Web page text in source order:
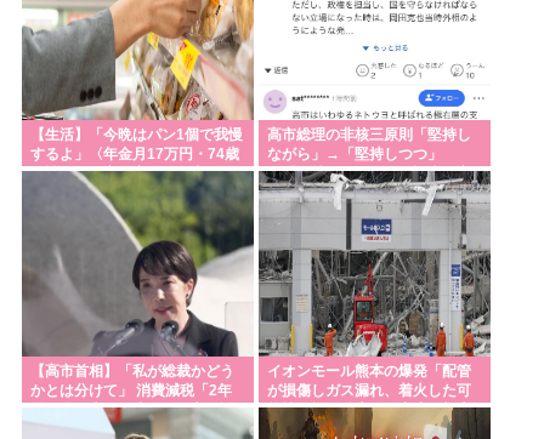
【生活】「今晩はパン1個で我慢
するよ」〈年金月17万円・74歳
男性〉物価高で変わった当たり
前の食卓…「1食抜けば、数百円
は使わずに済む」
高市総理の非核三原則「堅持し
ながら」→「堅持しつつ」
→「堅持しており」。記者が変
化を発見し追及
【高市首相】「私が総裁かどう
かとは分けて」 消費減税「2年
後に私の責任で戻す」発言を説
明
イオンモール熊本の爆発「配管
が損傷しガス漏れ、着火した可
能性」福岡酸素、経産省に報告